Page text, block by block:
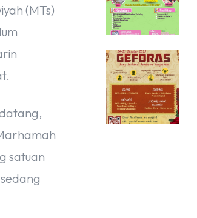
(MTs)
satuan